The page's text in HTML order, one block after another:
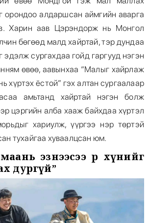
орондоо алдаршсан аймгийн аварга
Харин аав Цэрэндорж нь Монгол
бөгөөд малд хайртай, тэр дундаа
эдэлж сургахдаа гойд гаргууд нэгэн
өвөө, аавынхаа “Малыг хайрлаж
хүртэх ёстой” гэх алтан сургаалаар
амьтанд хайртай нэгэн болж
цэргийн алба хааж байхдаа хүртэл
хариулж, үүргээ нэр төртэй
тухайгаа хуваалцсан юм.
эзнээсээ өөр хүнийг
дургүй”